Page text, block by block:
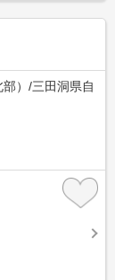
）/三田洞県自